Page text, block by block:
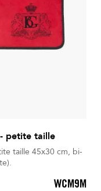
petite taille
taille 45x30 cm, bi-
WCM9M